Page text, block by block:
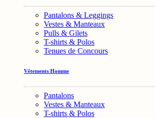
Pantalons & Leggings
Vestes & Manteaux
Pulls & Gilets
T-shirts & Polos
Tenues de Concours
Vêtements Homme
Pantalons
Vestes & Manteaux
T-shirts & Polos